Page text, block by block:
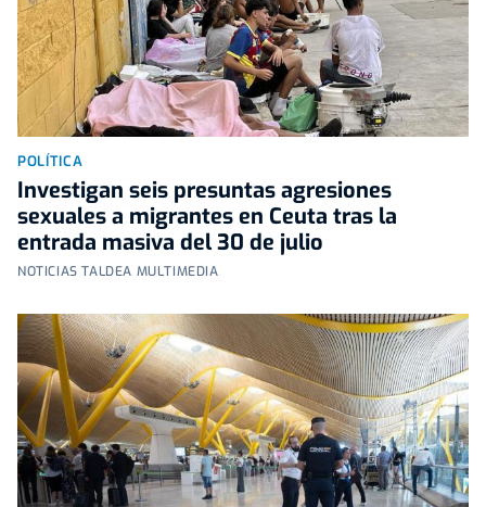
POLÍTICA
Investigan seis presuntas agresiones
sexuales a migrantes en Ceuta tras la
entrada masiva del 30 de julio
NOTICIAS TALDEA MULTIMEDIA